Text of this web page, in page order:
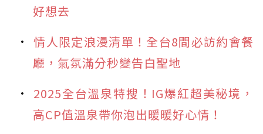
好想去
情人限定浪漫清單！全台8間必訪約會餐
廳，氣氛滿分秒變告白聖地
2025全台溫泉特搜！IG爆紅超美秘境，
高CP值溫泉帶你泡出暖暖好心情！